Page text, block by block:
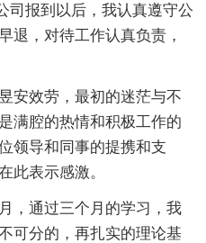
司报到以后，我认真遵守公
退，对待工作认真负责，
安效劳，最初的迷茫与不
满腔的热情和积极工作的
领导和同事的提携和支
此表示感激。
，通过三个月的学习，我
可分的，再扎实的理论基